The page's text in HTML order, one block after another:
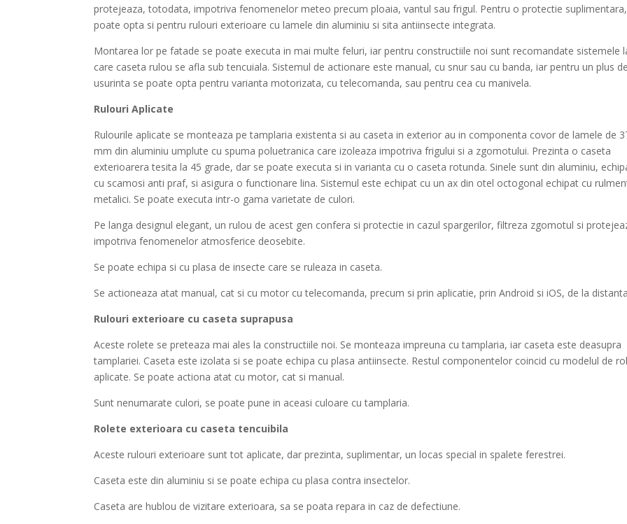
protejeaza, totodata, impotriva fenomenelor meteo precum ploaia, vantul sau frigul. Pentru o protectie
poate opta si pentru rulouri exterioare cu lamele din aluminiu si sita antiinsecte integrata.
Montarea lor pe fatade se poate executa in mai multe feluri, iar pentru constructiile noi sunt recomandate sistemele
care caseta rulou se afla sub tencuiala. Sistemul de actionare este manual, cu snur sau cu banda, iar pentru un plus de
usurinta se poate opta pentru varianta motorizata, cu telecomanda, sau pentru cea cu manivela.
Rulouri Aplicate
Rulourile aplicate se monteaza pe tamplaria existenta si au caseta in exterior au in componenta covor de lamele de
mm din aluminiu umplute cu spuma poluetranica care izoleaza impotriva frigului si a zgomotului. Prezinta o caseta
exterioarera tesita la 45 grade, dar se poate executa si in varianta cu o caseta rotunda. Sinele sunt din aluminiu,
cu scamosi anti praf, si asigura o functionare lina. Sistemul este echipat cu un ax din otel octogonal echipat cu
metalici. Se poate executa intr-o gama varietate de culori.
Pe langa designul elegant, un rulou de acest gen confera si protectie in cazul spargerilor, filtreza zgomotul si
impotriva fenomenelor atmosferice deosebite.
Se poate echipa si cu plasa de insecte care se ruleaza in caseta.
Se actioneaza atat manual, cat si cu motor cu telecomanda, precum si prin aplicatie, prin Android si iOS, de la
Rulouri exterioare cu caseta suprapusa
Aceste rolete se preteaza mai ales la constructiile noi. Se monteaza impreuna cu tamplaria, iar caseta este deasupra
tamplariei. Caseta este izolata si se poate echipa cu plasa antiinsecte. Restul componentelor coincid cu modelul de
aplicate. Se poate actiona atat cu motor, cat si manual.
Sunt nenumarate culori, se poate pune in aceasi culoare cu tamplaria.
Rolete exterioara cu caseta tencuibila
Aceste rulouri exterioare sunt tot aplicate, dar prezinta, suplimentar, un locas special in spalete ferestrei.
Caseta este din aluminiu si se poate echipa cu plasa contra insectelor.
Caseta are hublou de vizitare exterioara, sa se poata repara in caz de defectiune.